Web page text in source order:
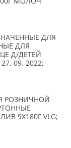
ДЛЯ
ДЛЯ
Д/ДЕТЕЙ
09. 2022;
РОЗНИЧНОЙ
9X180Г VLG;